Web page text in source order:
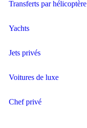
Transferts par hélicoptère
Yachts
Jets privés
Voitures de luxe
Chef privé